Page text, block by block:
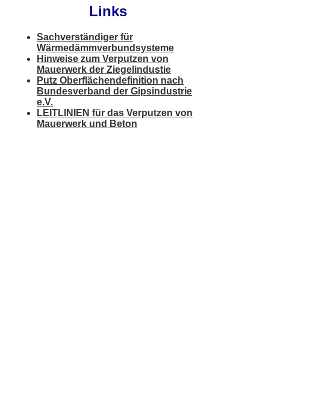
Links
Sachverständiger für
Wärmedämmverbundsysteme
Hinweise zum Verputzen von
Mauerwerk der Ziegelindustie
Putz Oberflächendefinition nach
Bundesverband der Gipsindustrie
e.V.
LEITLINIEN für das Verputzen von
Mauerwerk und Beton